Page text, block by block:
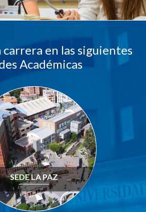
carrera en las siguientes
Académicas
SEDE LA PAZ